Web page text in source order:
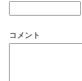
コメント